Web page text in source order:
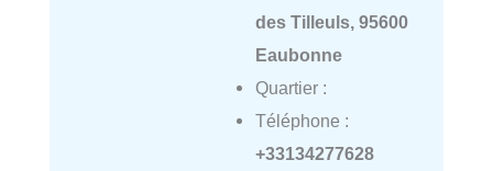
des Tilleuls, 95600
Eaubonne
Quartier :
Téléphone :
+33134277628